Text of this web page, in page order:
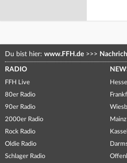
Du bist hier: www.FFH.de >>>
RADIO
FFH Live
80er Radio
90er Radio
2000er Radio
Rock Radio
Oldie Radio
Schlager Radio